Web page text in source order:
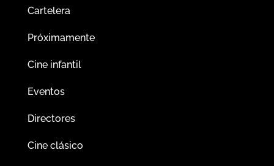
Cartelera
Próximamente
Cine infantil
Eventos
Directores
Cine clásico